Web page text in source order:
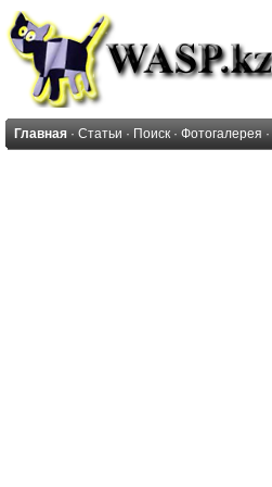
Главная · Статьи · Поиск · Фотогалерея ·